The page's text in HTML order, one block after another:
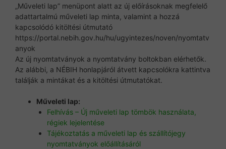
„Műveleti lap” menüpont alatt az új előírásoknak megfelelő
adattartalmú műveleti lap minta, valamint a hozzá
kapcsolódó kitöltési útmutató
https://portal.nebih.gov.hu/hu/ugyintezes/noven/nyomtatv
anyok
Az új nyomtatványok a nyomtatvány boltokban elérhetők.
Az alábbi, a NÉBIH honlapjáról átvett kapcsolókra kattintva
találják a mintákat és a kitöltési útmutatókat.
Műveleti lap:
Felhívás – Új műveleti lap tömbök használata,
régiek lejelentése
Tájékoztatás a műveleti lap és szállítójegy
nyomtatványok előállításáról